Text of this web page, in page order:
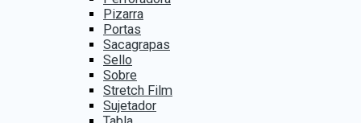
Pizarra
Portas
Sacagrapas
Sello
Sobre
Stretch Film
Sujetador